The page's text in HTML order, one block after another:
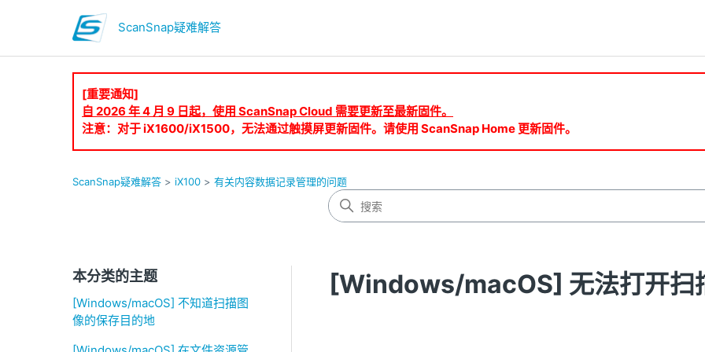
ScanSnap疑难解答
[重要通知]
自 2026 年 4 月 9 日起，使用 ScanSnap Cloud 需要更新至最新固件。
注意：对于 iX1600/iX1500，无法通过触摸屏更新固件。请使用 ScanSnap Home 更新固件。
ScanSnap疑难解答 iX100 有关内容数据记录管理的问题
本分类的主题
[Windows/macOS] 不知道扫描图
像的保存目的地
[Windows/macOS] 无法打开扫